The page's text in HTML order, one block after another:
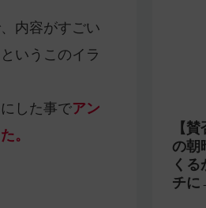
内容がすごい
いうこのイラ
した事でアン
。
【
の朝
く
チに